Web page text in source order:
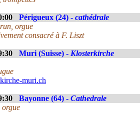
Périgueux (24) - cathédrale
orgue
consacré à F. Liszt
Muri (Suisse) - Klosterkirche
muri.ch
Bayonne (64) - Cathedrale